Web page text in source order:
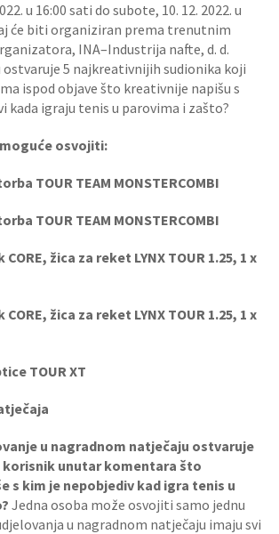
u 16:00 sati do subote, 10. 12. 2022. u
će biti organiziran prema trenutnim
INA–Industrija nafte, d. d.
ostvaruje 5 najkreativnijih sudionika koji
ispod objave što kreativnije napišu s
kada igraju tenis u parovima i zašto?
osvojiti:
TOUR TEAM MONSTERCOMBI
TOUR TEAM MONSTERCOMBI
žica za reket LYNX TOUR 1.25, 1 x
žica za reket LYNX TOUR 1.25, 1 x
TOUR XT
u nagradnom natječaju ostvaruje
unutar komentara što
s kim je nepobjediv kad igra tenis u
Jedna osoba može osvojiti samo jednu
u nagradnom natječaju imaju svi